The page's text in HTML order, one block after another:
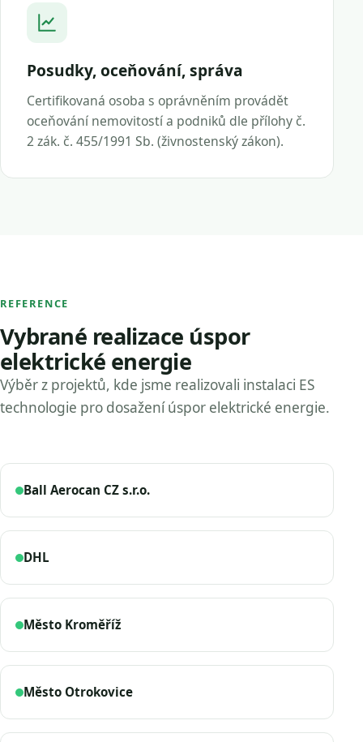
Posudky, oceňování, správa
Certifikovaná osoba s oprávněním provádět
oceňování nemovitostí a podniků dle přílohy č.
2 zák. č. 455/1991 Sb. (živnostenský zákon).
REFERENCE
Vybrané realizace úspor
elektrické energie
Výběr z projektů, kde jsme realizovali instalaci ES
technologie pro dosažení úspor elektrické energie.
Ball Aerocan CZ s.r.o.
DHL
Město Kroměříž
Město Otrokovice